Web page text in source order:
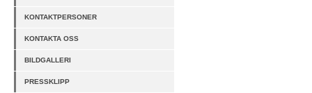
KONTAKTPERSONER
KONTAKTA OSS
BILDGALLERI
PRESSKLIPP